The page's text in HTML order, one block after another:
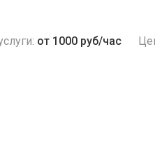
от 1000 руб/час